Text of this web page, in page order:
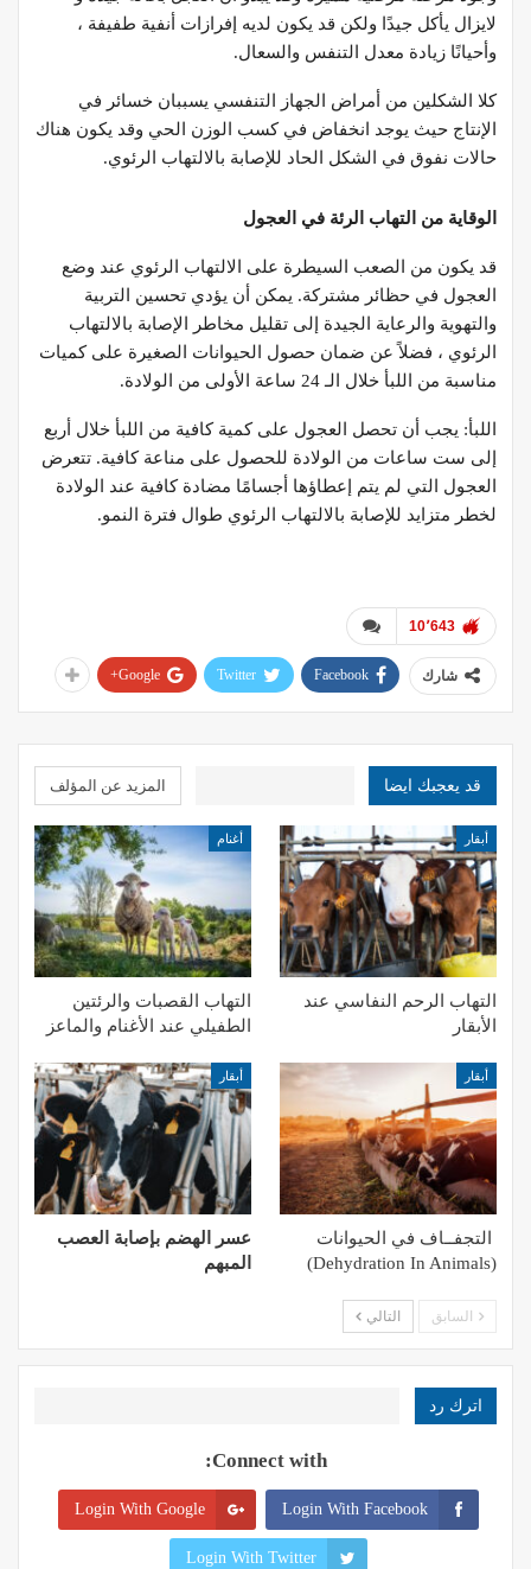
لايزال يأكل جيدًا ولكن قد يكون لديه إفرازات أنفية طفيفة ،
وأحيانًا زيادة معدل التنفس والسعال.
كلا الشكلين من أمراض الجهاز التنفسي يسببان خسائر في
الإنتاج حيث يوجد انخفاض في كسب الوزن الحي وقد يكون هناك
حالات نفوق في الشكل الحاد للإصابة بالالتهاب الرئوي.
الوقاية من التهاب الرئة في العجول
قد يكون من الصعب السيطرة على الالتهاب الرئوي عند وضع
العجول في حظائر مشتركة. يمكن أن يؤدي تحسين التربية
والتهوية والرعاية الجيدة إلى تقليل مخاطر الإصابة بالالتهاب
الرئوي ، فضلاً عن ضمان حصول الحيوانات الصغيرة على كميات
مناسبة من اللبأ خلال الـ 24 ساعة الأولى من الولادة.
اللبأ: يجب أن تحصل العجول على كمية كافية من اللبأ خلال أربع
إلى ست ساعات من الولادة للحصول على مناعة كافية. تتعرض
العجول التي لم يتم إعطاؤها أجسامًا مضادة كافية عند الولادة
لخطر متزايد للإصابة بالالتهاب الرئوي طوال فترة النمو.
10٬643
شارك Facebook
Twitter
Google+
قد يعجبك ايضا المزيد عن المؤلف
أبقار
التهاب الرحم النفاسي عند
الأبقار
أغنام
التهاب القصبات والرئتين
الطفيلي عند الأغنام والماعز
أبقار
التجفــاف في الحيوانات
(Dehydration In Animals)
أبقار
عسر الهضم بإصابة العصب
المبهم
السابق التالي
اترك رد
Connect with:
Login With Facebook
Login With Google
Login With Twitter